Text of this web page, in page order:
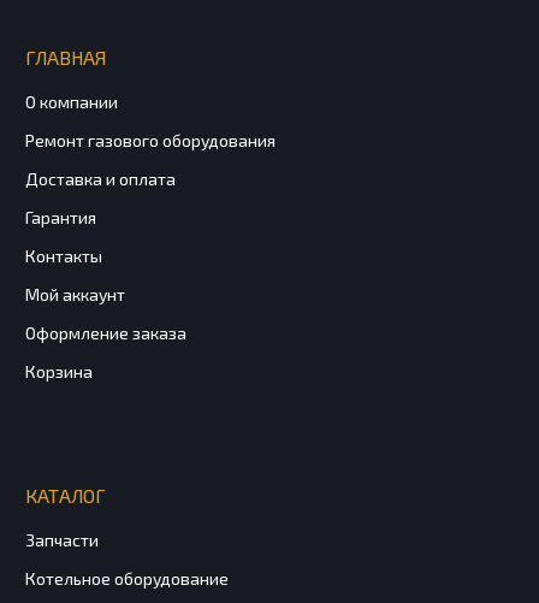
ГЛАВНАЯ
О компании
Ремонт газового оборудования
Доставка и оплата
Гарантия
Контакты
Мой аккаунт
Оформление заказа
Корзина
КАТАЛОГ
Запчасти
Котельное оборудование